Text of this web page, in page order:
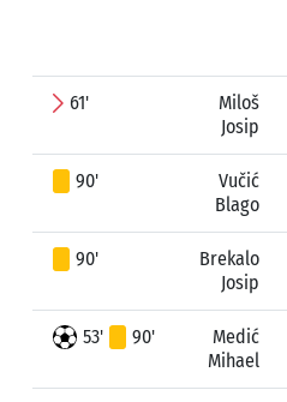
61'
Miloš
Josip
90'
Vučić
Blago
90'
Brekalo
Josip
53' 90'
Medić
Mihael